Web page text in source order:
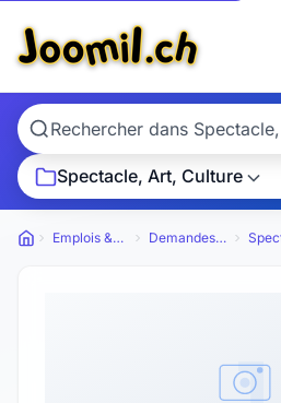
Spectacle, Art, Culture
Petites annonces
Emplois & Services Demandes d'emploi